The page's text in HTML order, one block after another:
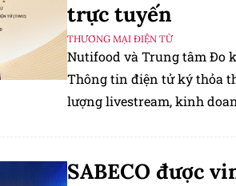
trực tuyến
THƯƠNG MẠI ĐIỆN TỬ
Nutifood và Trung tâm Đo
Thông tin điện tử ký thỏa
lượng livestream, kinh
SABECO được